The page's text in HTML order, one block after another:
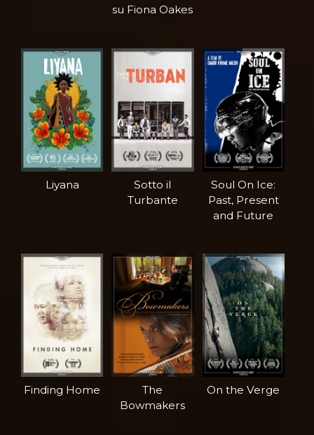
su Fiona Oakes
Liyana
Sotto il
Turbante
Soul On Ice:
Past, Present
and Future
Finding Home
The
Bowmakers
On the Verge